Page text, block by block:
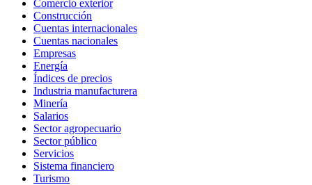
Comercio exterior
Construcción
Cuentas internacionales
Cuentas nacionales
Empresas
Energía
Índices de precios
Industria manufacturera
Minería
Salarios
Sector agropecuario
Sector público
Servicios
Sistema financiero
Turismo